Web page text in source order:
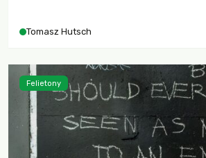
największych katastrof w swoich dziejach.
Tomasz Hutsch
Felietony